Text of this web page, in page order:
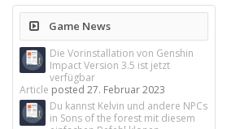
Game News
Die Vorinstallation von Genshin
Impact Version 3.5 ist jetzt
verfügbar
Article posted27. Februar 2023
Du kannst Kelvin und andere NPCs
in Sons of the forest mit diesem